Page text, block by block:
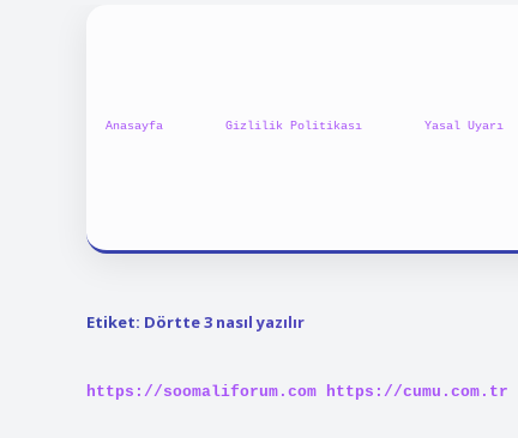
Anasayfa Gizlilik Politikası Yasal Uyarı
Etiket: Dörtte 3 nasıl yazılır
https://soomaliforum.com https://cumu.com.tr